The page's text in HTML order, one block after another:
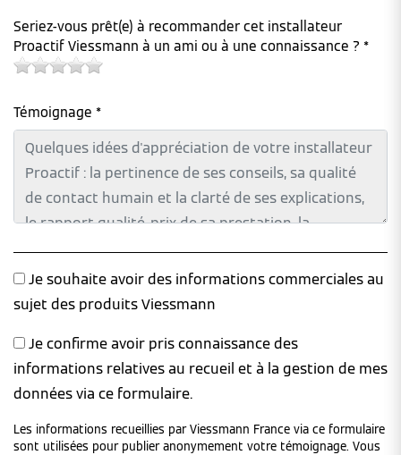
Seriez-vous prêt(e) à recommander cet installateur
Proactif Viessmann à un ami ou à une connaissance ? *
Témoignage *
Je souhaite avoir des informations commerciales au
sujet des produits Viessmann
Je confirme avoir pris connaissance des
informations relatives au recueil et à la gestion de mes
données via ce formulaire.
Les informations recueillies par Viessmann France via ce formulaire
sont utilisées pour publier anonymement votre témoignage. Vous